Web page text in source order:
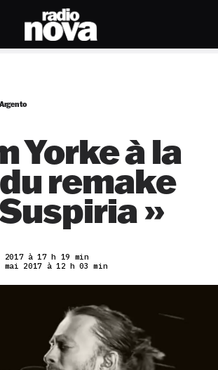
Yorke à la
remake
»
à 17 h 19 min
2017 à 12 h 03 min